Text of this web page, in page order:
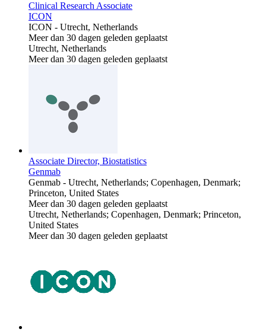
Clinical Research Associate
ICON
ICON - Utrecht, Netherlands
Meer dan 30 dagen geleden geplaatst
Utrecht, Netherlands
Meer dan 30 dagen geleden geplaatst
Associate Director, Biostatistics
Genmab
Genmab - Utrecht, Netherlands; Copenhagen, Denmark;
Princeton, United States
Meer dan 30 dagen geleden geplaatst
Utrecht, Netherlands; Copenhagen, Denmark; Princeton,
United States
Meer dan 30 dagen geleden geplaatst